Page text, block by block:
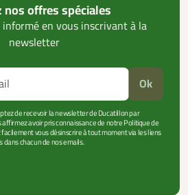
nos offres spéciales
en vous inscrivant à la
newsletter
Ok
de recevoir la newsletter de Ducatillon par
avoir pris connaissance de notre Politique de
vous désinscrire à tout moment via les liens
chacun de nos emails.